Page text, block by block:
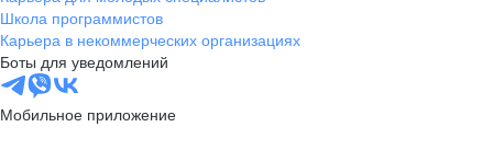
Школа программистов
Карьера в некоммерческих организациях
Боты для уведомлений
Мобильное приложение